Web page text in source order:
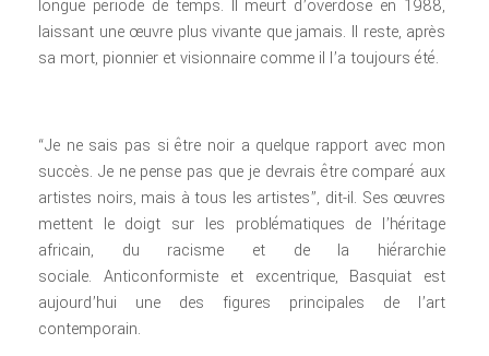
longue période de temps. Il meurt d’overdose en 1988,
laissant une œuvre plus vivante que jamais. Il reste, après
sa mort, pionnier et visionnaire comme il l’a toujours été.
“Je ne sais pas si être noir a quelque rapport avec mon
succès. Je ne pense pas que je devrais être comparé aux
artistes noirs, mais à tous les artistes”, dit-il. Ses œuvres
mettent le doigt sur les problématiques de l’héritage
africain, du racisme et de la hiérarchie
sociale. Anticonformiste et excentrique, Basquiat est
aujourd’hui une des figures principales de l’art
contemporain.